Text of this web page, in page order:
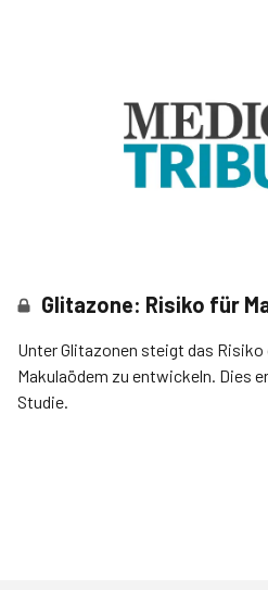
Glitazone: Risiko für
Unter Glitazonen steigt das
Makulaödem zu entwickeln. Dies
Studie.